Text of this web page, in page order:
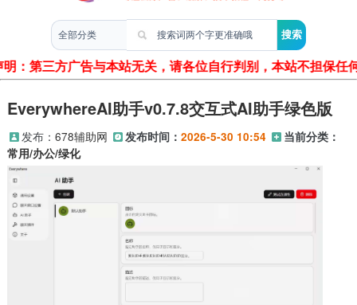
明：第三方广告与本站无关，请各位自行判别，本站不担保
EverywhereAI助手v0.7.8交互式AI助手绿色版
发布： 678辅助网 发布时间： 2026-5-30 10:54
当前分类：
常用/办公/绿化